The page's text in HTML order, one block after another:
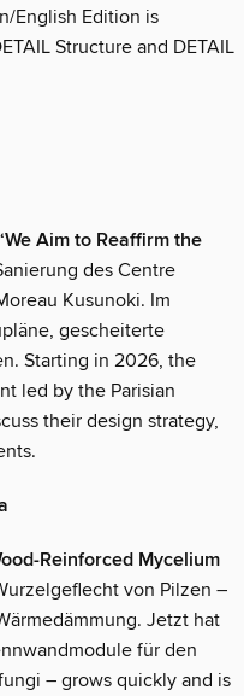
English Edition is
Structure and DETAIL
Aim to Reaffirm the
des Centre
Kusunoki. Im
gescheiterte
Starting in 2026, the
led by the Parisian
their design strategy,
Reinforced Mycelium
von Pilzen –
Jetzt hat
für den
– grows quickly and is